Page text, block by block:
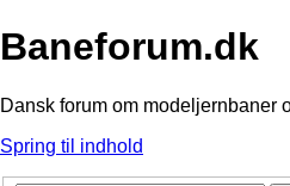
Baneforum.dk
Dansk forum om modeljernbaner
Spring til indhold